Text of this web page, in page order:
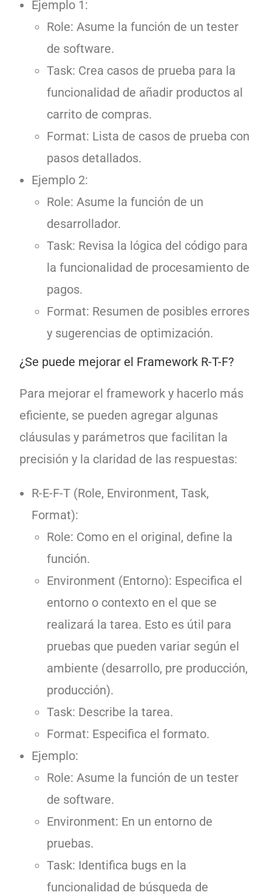
Ejemplo 1:
Role: Asume la función de un tester
de software.
Task: Crea casos de prueba para la
funcionalidad de añadir productos al
carrito de compras.
Format: Lista de casos de prueba con
pasos detallados.
Ejemplo 2:
Role: Asume la función de un
desarrollador.
Task: Revisa la lógica del código para
la funcionalidad de procesamiento de
pagos.
Format: Resumen de posibles errores
y sugerencias de optimización.
¿Se puede mejorar el Framework R-T-F?
Para mejorar el framework y hacerlo más
eficiente, se pueden agregar algunas
cláusulas y parámetros que facilitan la
precisión y la claridad de las respuestas:
R-E-F-T (Role, Environment, Task,
Format):
Role: Como en el original, define la
función.
Environment (Entorno): Especifica el
entorno o contexto en el que se
realizará la tarea. Esto es útil para
pruebas que pueden variar según el
ambiente (desarrollo, pre producción,
producción).
Task: Describe la tarea.
Format: Especifica el formato.
Ejemplo:
Role: Asume la función de un tester
de software.
Environment: En un entorno de
pruebas.
Task: Identifica bugs en la
funcionalidad de búsqueda de